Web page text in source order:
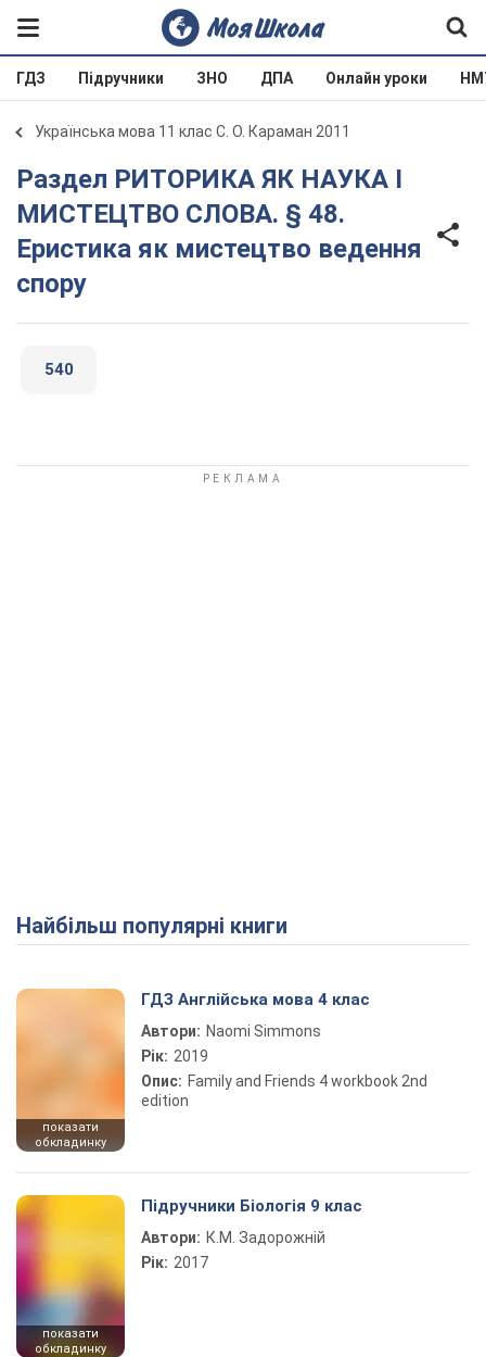
ГДЗ Підручники ЗНО ДПА Онлайн уроки
Українська мова 11 клас С. О. Караман 2011
Раздел РИТОРИКА ЯК НАУКА І
МИСТЕЦТВО СЛОВА. § 48.
Еристика як мистецтво ведення
спору
540
Найбільш популярні книги
показати
обкладинку
ГДЗ Англійська мова 4 клас
Автори: Naomi Simmons
Рік: 2019
Опис: Family and Friends 4 workbook 2nd
edition
показати
обкладинку
Підручники Біологія 9 клас
Автори: К.М. Задорожній
Рік: 2017